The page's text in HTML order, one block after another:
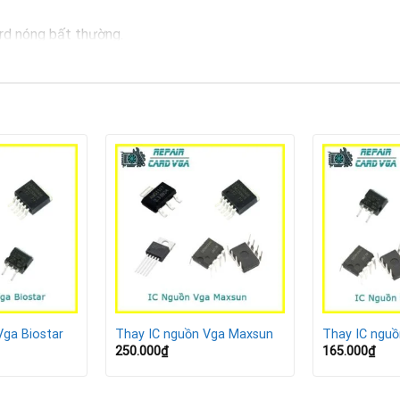
nóng bất thường.
thường.
hỏng
thấp.
tải IC nguồn.
công suất thiết kế.
Biostar
Thay IC nguồn Vga Maxsun
250.000₫
Thay IC
165.000₫